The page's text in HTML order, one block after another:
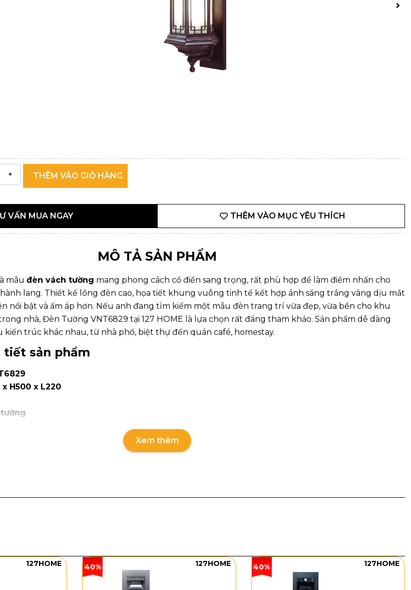
THÊM VÀO GIỎ HÀNG
VẤN MUA NGAY THÊM VÀO MỤC YÊU THÍCH
MÔ TẢ SẢN PHẨM
là mẫu đèn vách tường mang phong cách cổ điển sang trọng, rất phù hợp để làm điểm nhấn cho
lang. Thiết kế lồng đèn cao, họa tiết khung vuông tinh tế kết hợp ánh sáng trắng vàng dịu mắt
nổi bật và ấm áp hơn. Nếu anh đang tìm kiếm một mẫu đèn trang trí vừa đẹp, vừa bền cho khu
nhà, Đèn Tường VNT6829 tại 127 HOME là lựa chọn rất đáng tham khảo. Sản phẩm dễ dàng
kiến trúc khác nhau, từ nhà phố, biệt thự đến quán café, homestay.
tiết sản phẩm
x H500 x L220
tường
được thiết kế theo dạng lồng đèn cao, thân trụ đa giác với các cạnh thẳng, tạo cảm giác chắc chắn và
Xem thêm
127HOME 40% 127HOME 40% 127HOME